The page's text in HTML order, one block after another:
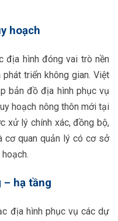
hoạch
địa hình đóng vai trò nền
triển không gian. Việt
bản đồ địa hình phục vụ
hoạch nông thôn mới tại
xử lý chính xác, đồng bộ,
cơ quan quản lý có cơ sở
hạ tầng
địa hình phục vụ các dự